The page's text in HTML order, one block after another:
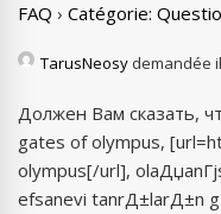
FAQ › Catégorie:
TarusNeosy demandée
Должен Вам сказать,
gates of olympus,
olympus[/url],
efsanevi tanrД±larД±n